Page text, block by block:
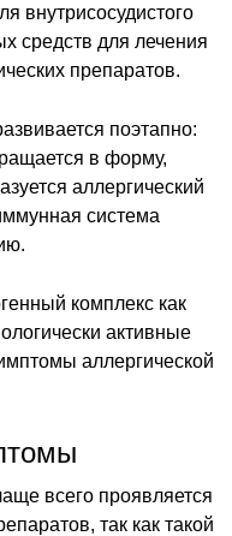
внутрисосудистого
средств для лечения
препаратов.
поэтапно:
в форму,
аллергический
система
комплекс как
активные
аллергической
всего проявляется
так как такой